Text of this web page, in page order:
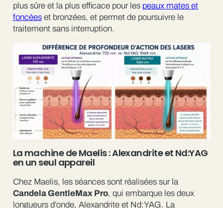
plus sûre et la plus efficace pour les peaux mates et
foncéeset bronzées, et permet de poursuivre le
traitement sans interruption.
La machine de Maelis : Alexandrite et Nd:YAG
en un seul appareil
Chez Maelis, les séances sont réalisées sur la
Candela GentleMax Pro, qui embarque les deux
longueurs d’onde, Alexandrite et Nd:YAG. La